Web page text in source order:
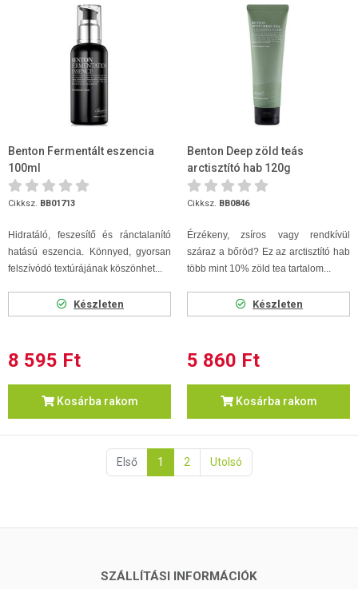
Benton Fermentált eszencia
100ml
Cikksz. BB01713
Hidratáló, feszesítő és ránctalanító
hatású eszencia. Könnyed, gyorsan
felszívódó textúrájának köszönhet...
Készleten
8 595 Ft
Kosárba rakom
Benton Deep zöld teás
arctisztító hab 120g
Cikksz. BB0846
Érzékeny, zsíros vagy rendkívül
száraz a bőröd? Ez az arctisztító hab
több mint 10% zöld tea tartalom...
Készleten
5 860 Ft
Kosárba rakom
Első 1 2 Utolsó
SZÁLLÍTÁSI INFORMÁCIÓK